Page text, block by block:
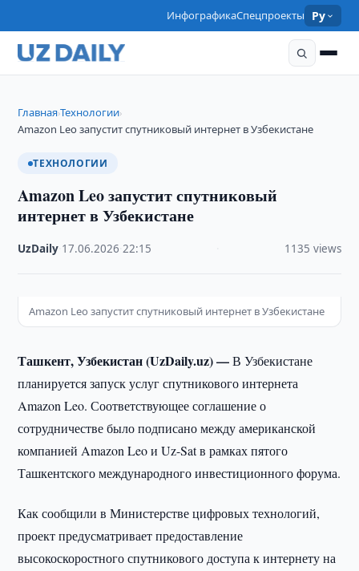
ИнфографикаСпецпроекты Ру
Главная›Технологии›
Amazon Leo запустит спутниковый интернет в Узбекистане
ТЕХНОЛОГИИ
Amazon Leo запустит спутниковый
интернет в Узбекистане
UzDaily 17.06.2026 ·22:15 1135 views
Amazon Leo запустит спутниковый интернет в Узбекистане
Ташкент, Узбекистан (UzDaily.uz) —В Узбекистане
планируется запуск услуг спутникового интернета
Amazon Leo. Соответствующее соглашение о
сотрудничестве было подписано между американской
компанией Amazon Leo и Uz-Sat в рамках пятого
Ташкентского международного инвестиционного форума.
Как сообщили в Министерстве цифровых технологий,
проект предусматривает предоставление
высокоскоростного спутникового доступа к интернету на